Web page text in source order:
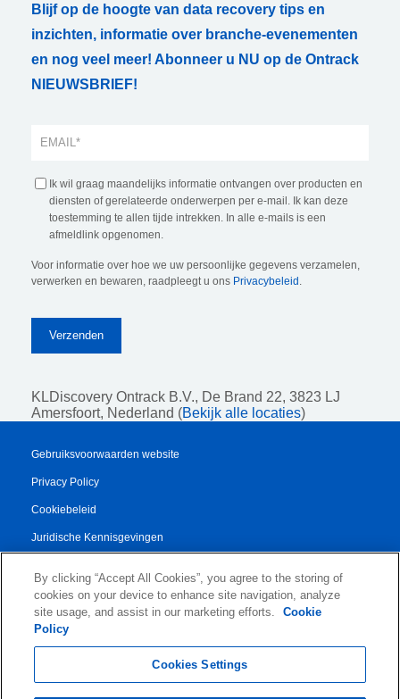
Blijf op de hoogte van data recovery tips en
inzichten, informatie over branche-evenementen
en nog veel meer! Abonneer u NU op de Ontrack
NIEUWSBRIEF!
Ik wil graag maandelijks informatie ontvangen over producten en
diensten of gerelateerde onderwerpen per e-mail. Ik kan deze
toestemming te allen tijde intrekken. In alle e-mails is een
afmeldlink opgenomen.
Voor informatie over hoe we uw persoonlijke gegevens verzamelen,
verwerken en bewaren, raadpleegt u ons Privacybeleid
KLDiscovery Ontrack B.V., De Brand 22, 3823 LJ
Amersfoort, Nederland (Bekijk alle locaties)
Gebruiksvoorwaarden website
Privacy Policy
Cookiebeleid
Juridische Kennisgevingen
Algemene Voorwaarden
Authorised Partner Agreement
By clicking “Accept All Cookies”, you agree to the storing of
cookies on your device to enhance site navigation, analyze
site usage, and assist in our marketing efforts.
Cookie
Policy
Cookies Settings